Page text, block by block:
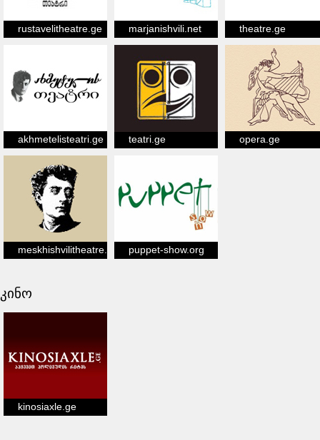
rustavelitheatre.ge marjanishvili.net theatre.ge
akhmetelisteatri.ge teatri.ge opera.ge
meskhishvilitheatre.ge puppet-show.org
კინო
kinosiaxle.ge